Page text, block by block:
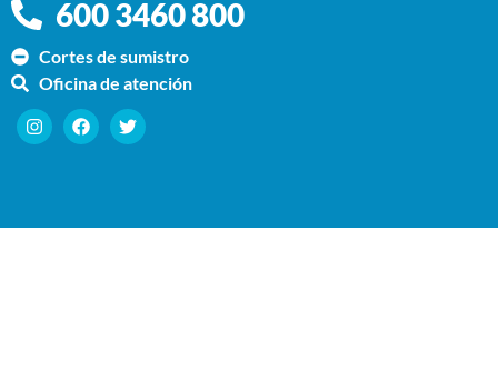
600 3460 800
Cortes de sumistro
Oficina de atención